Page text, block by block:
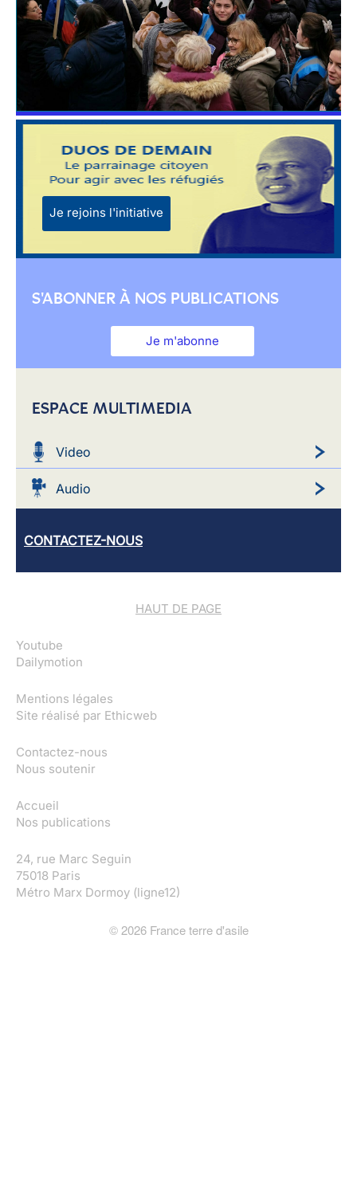
Je rejoins l'initiative
S'ABONNER À NOS PUBLICATIONS
Je m'abonne
ESPACE MULTIMEDIA
Video
Audio
CONTACTEZ-NOUS
HAUT DE PAGE
Youtube
Dailymotion
Mentions légales
Site réalisé par Ethicweb
Contactez-nous
Nous soutenir
Accueil
Nos publications
24, rue Marc Seguin
75018 Paris
Métro Marx Dormoy (ligne12)
© 2026France terre d'asile